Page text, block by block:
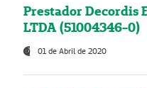
Prestador Decordis
LTDA (51004346-0)
01 de Abril de 2020